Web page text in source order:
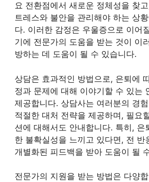
요 전환점에서 새로운 정체성을 찾
트레스와 불안을 관리해야 하는 상
다. 이러한 감정은 우울증으로 이어
기에 전문가의 도움을 받는 것이 이
방하는 데 도움이 될 수 있습니다.
상담은 효과적인 방법으로, 은퇴에
정과 문제에 대해 이야기할 수 있는
제공합니다. 상담사는 여러분의 경
적절한 대처 전략을 제공하며, 필요
션에 대해서도 안내합니다. 특히, 은
한 불확실성을 느끼고 있다면, 전 반
개별화된 피드백을 받아 도움이 될
전문가의 지원을 받는 방법은 다양